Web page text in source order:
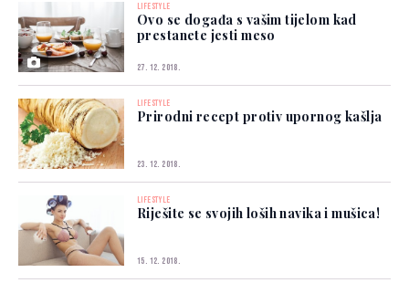
LIFESTYLE
Ovo se događa s vašim tijelom kad
prestanete jesti meso
27. 12. 2018.
LIFESTYLE
Prirodni recept protiv upornog kašlja
23. 12. 2018.
LIFESTYLE
Riješite se svojih loših navika i mušica!
15. 12. 2018.